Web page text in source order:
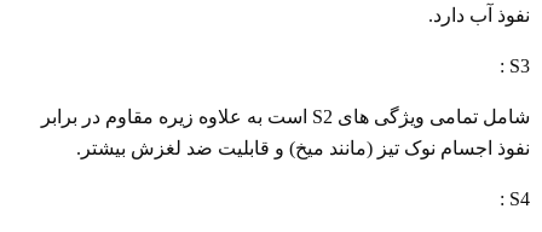
نفوذ آب دارد.
S3 :
شامل تمامی ویژگی های S2 است به علاوه زیره مقاوم در برابر
نفوذ اجسام نوک تیز (مانند میخ) و قابلیت ضد لغزش بیشتر.
S4 :